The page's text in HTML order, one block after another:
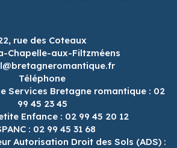
rue des Coteaux
Chapelle-aux-Filtzméens
Téléphone
Services Bretagne romantique : 02
99 45 23 45
Enfance : 02 99 45 20 12
: 02 99 45 31 68
Autorisation Droit des Sols (ADS) :